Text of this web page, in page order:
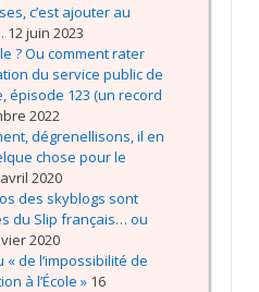
c’est ajouter au
12 juin 2023
? Ou comment rater
du service public de
épisode 123 (un record
2022
dégrenellisons, il en
chose pour le
2020
des skyblogs sont
du Slip français… ou
2020
de l’impossibilité de
à l’École » 16